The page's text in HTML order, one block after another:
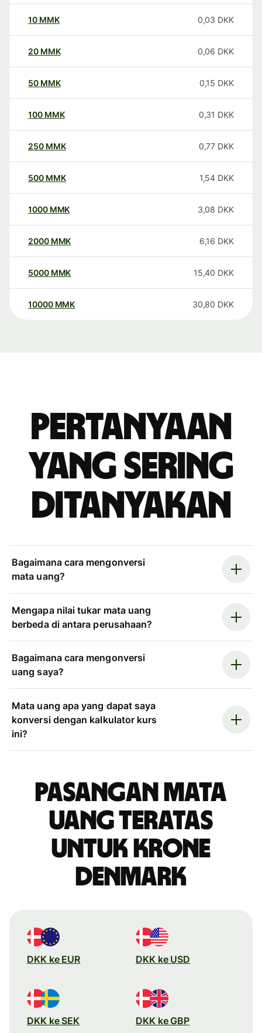
10 MMK 0,03 DKK
20 MMK 0,06 DKK
50 MMK 0,15 DKK
100 MMK 0,31 DKK
250 MMK 0,77 DKK
500 MMK 1,54 DKK
1000 MMK 3,08 DKK
2000 MMK 6,16 DKK
5000 MMK 15,40 DKK
10000 MMK 30,80 DKK
Pertanyaan
yang sering
ditanyakan
Bagaimana cara mengonversi
mata uang?
Mengapa nilai tukar mata uang
berbeda di antara perusahaan?
Bagaimana cara mengonversi
uang saya?
Mata uang apa yang dapat saya
konversi dengan kalkulator kurs
ini?
Pasangan mata
uang teratas
untuk krone
Denmark
DKK ke EUR DKK ke USD
DKK ke SEK DKK ke GBP